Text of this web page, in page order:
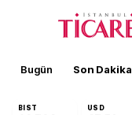
Bugün Son Dakika
BIST USD